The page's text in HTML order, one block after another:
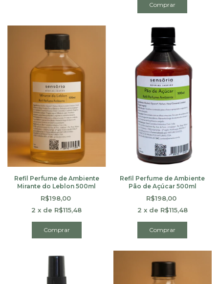
Comprar
Refil Perfume de Ambiente
Mirante do Leblon 500ml
R$198,00
2 x de R$115,48
Comprar
Refil Perfume de Ambiente
Pão de Açúcar 500ml
R$198,00
2 x de R$115,48
Comprar